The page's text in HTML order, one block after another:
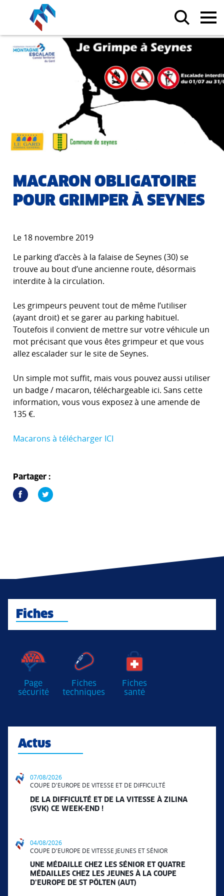
MACARON OBLIGATOIRE
POUR GRIMPER À SEYNES
Le 18 novembre 2019
Le parking d’accès à la falaise de Seynes (30) se
trouve au bout d’une ancienne route, désormais
interdite à la circulation.
Les grimpeurs peuvent tout de même l’utiliser
(ayant droit) et se garer au parking habituel.
Toutefois il convient de mettre sur votre véhicule un
mot précisant que vous êtes grimpeur et que vous
allez escalader sur le site de Seynes.
Un simple mot suffit, mais vous pouvez aussi utiliser
un badge / macaron, téléchargeable ici. Sans cette
information, vous vous exposez à une amende de
135 €.
Macarons à télécharger ICI
Partager :
Fiches
Page
sécurité
Fiches
techniques
Fiches
santé
Actus
07/08/2026
COUPE D'EUROPE DE VITESSE ET DE DIFFICULTÉ
DE LA DIFFICULTÉ ET DE LA VITESSE À ZILINA
(SVK) CE WEEK-END !
04/08/2026
COUPE D'EUROPE DE VITESSE JEUNES ET SÉNIOR
UNE MÉDAILLE CHEZ LES SÉNIOR ET QUATRE
MÉDAILLES CHEZ LES JEUNES À LA COUPE
D’EUROPE DE ST PÖLTEN (AUT)